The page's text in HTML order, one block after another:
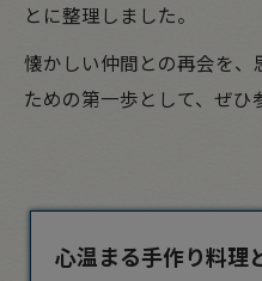
とに整理しました。
懐かしい仲間との再会を、
ための第一歩として、ぜひ
心温まる手作り料理